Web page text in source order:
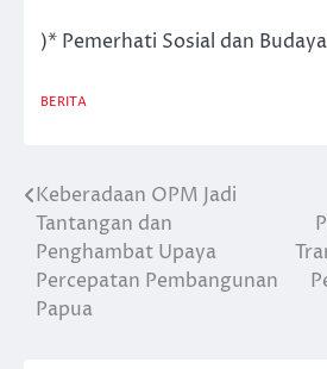
)* Pemerhati Sosial dan Budaya
BERITA
Post
navigation
Keberadaan OPM Jadi
Tantangan dan
Penghambat Upaya
Percepatan Pembangunan
Papua